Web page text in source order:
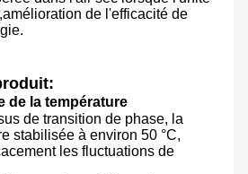
de l'efficacité de
de la température
de transition de phase, la
stabilisée à environ 50 °C,
les fluctuations de